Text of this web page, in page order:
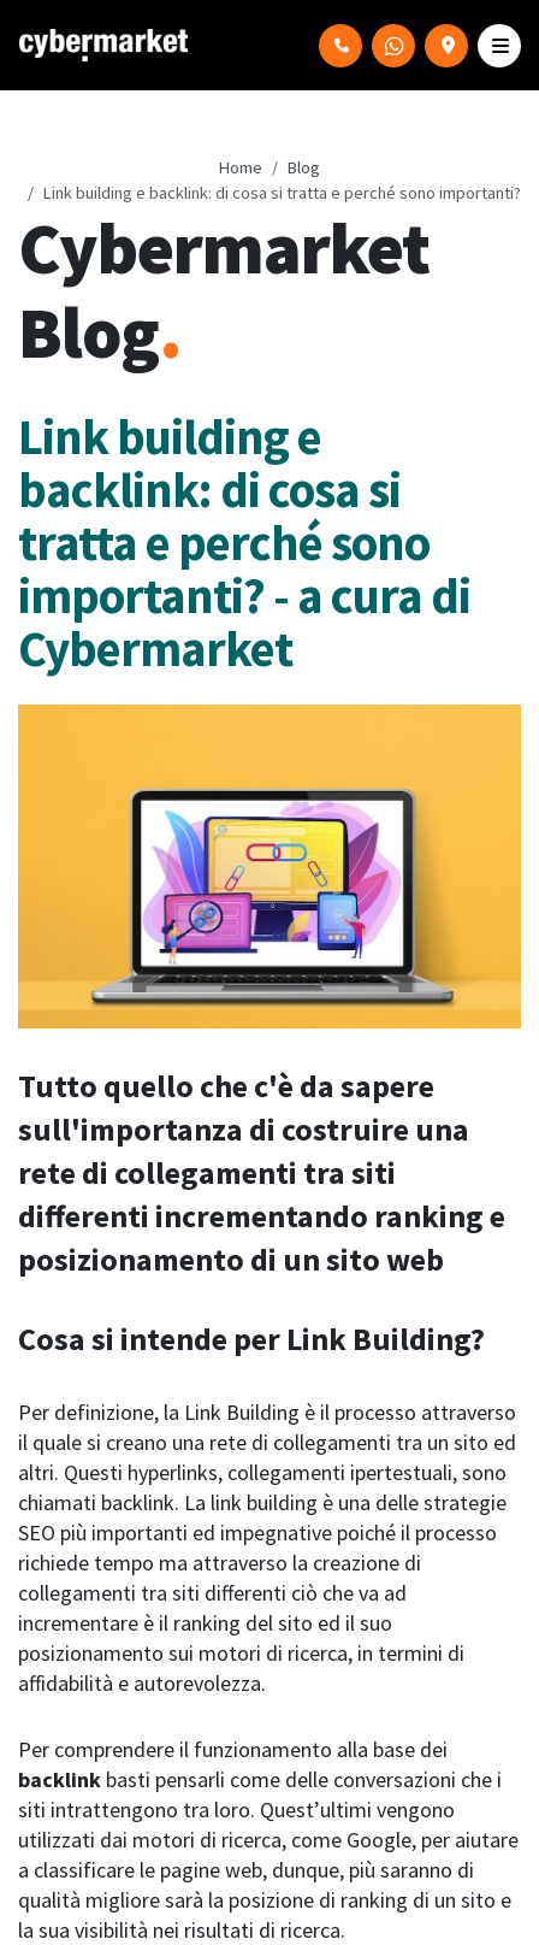
Home
Blog
Link building e backlink: di cosa si tratta e perché sono importanti?
Cybermarket
Blog.
Link building e
backlink: di cosa si
tratta e perché sono
importanti? - a cura di
Cybermarket
Tutto quello che c'è da sapere
sull'importanza di costruire una
rete di collegamenti tra siti
differenti incrementando ranking e
posizionamento di un sito web
Cosa si intende per Link Building?
Per definizione, la Link Building è il processo attraverso
il quale si creano una rete di collegamenti tra un sito ed
altri. Questi hyperlinks, collegamenti ipertestuali, sono
chiamati backlink. La link building è una delle strategie
SEO più importanti ed impegnative poiché il processo
richiede tempo ma attraverso la creazione di
collegamenti tra siti differenti ciò che va ad
incrementare è il ranking del sito ed il suo
posizionamento sui motori di ricerca, in termini di
affidabilità e autorevolezza.
Per comprendere il funzionamento alla base dei
backlink basti pensarli come delle conversazioni che i
siti intrattengono tra loro. Quest’ultimi vengono
utilizzati dai motori di ricerca, come Google, per aiutare
a classificare le pagine web, dunque, più saranno di
qualità migliore sarà la posizione di ranking di un sito e
la sua visibilità nei risultati di ricerca.